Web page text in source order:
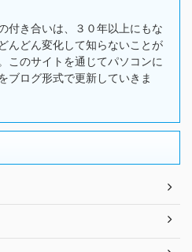
付き合いは、３０年以上にもな
んどん変化して知らないことが
このサイトを通じてパソコンに
ブログ形式で更新していきま